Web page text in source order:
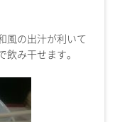
風の出汁が利いて
み干せます。